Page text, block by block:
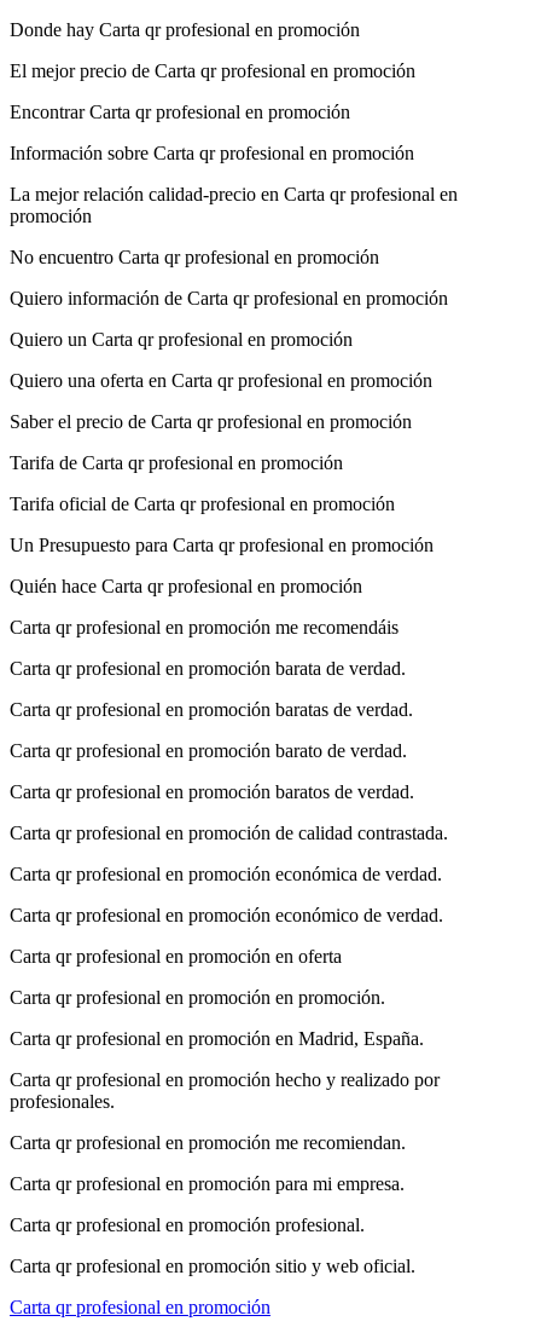
Donde hay Carta qr profesional en promoción
El mejor precio de Carta qr profesional en promoción
Encontrar Carta qr profesional en promoción
Información sobre Carta qr profesional en promoción
La mejor relación calidad-precio en Carta qr profesional en
promoción
No encuentro Carta qr profesional en promoción
Quiero información de Carta qr profesional en promoción
Quiero un Carta qr profesional en promoción
Quiero una oferta en Carta qr profesional en promoción
Saber el precio de Carta qr profesional en promoción
Tarifa de Carta qr profesional en promoción
Tarifa oficial de Carta qr profesional en promoción
Un Presupuesto para Carta qr profesional en promoción
Quién hace Carta qr profesional en promoción
Carta qr profesional en promoción me recomendáis
Carta qr profesional en promoción barata de verdad.
Carta qr profesional en promoción baratas de verdad.
Carta qr profesional en promoción barato de verdad.
Carta qr profesional en promoción baratos de verdad.
Carta qr profesional en promoción de calidad contrastada.
Carta qr profesional en promoción económica de verdad.
Carta qr profesional en promoción económico de verdad.
Carta qr profesional en promoción en oferta
Carta qr profesional en promoción en promoción.
Carta qr profesional en promoción en Madrid, España.
Carta qr profesional en promoción hecho y realizado por
profesionales.
Carta qr profesional en promoción me recomiendan.
Carta qr profesional en promoción para mi empresa.
Carta qr profesional en promoción profesional.
Carta qr profesional en promoción sitio y web oficial.
Carta qr profesional en promoción